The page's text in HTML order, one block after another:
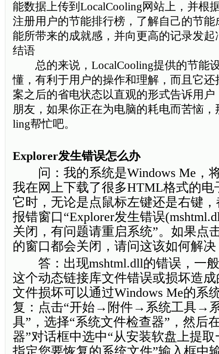
能数据上传到LocalCooling网站上，并根
注册用户的节能排行榜，了解自己的节
能所带来的成就感，并向更高的记录发起
结语
总的来说，LocalCooling提供的节能
懂，有利于用户的操作和理解，而且它
案之后的省电状态以直观的形式告诉用
朋友，如果你正在为电脑的耗电而苦恼，
ling帮忙吧。
Explorer发生错误怎么办
问：我的系统是Windows Me，
我在网上下载了很多HTML格式的电
它时，无论是点鼠标左键还是右键
报错窗口“Explorer发生错误
关闭，有问题请重启系统”。如果点
的窗口都会关闭，请问这该如何解决
答：出现mshtml.dll的错误，一般
这个动态链接库文件错误或损坏造
文件损坏可以通过Windows Me的系
复：点击“开始→附件→系统工具→
具”，选择“系统文件检查器”，然后
器”对话框中选中“从安装软盘上提